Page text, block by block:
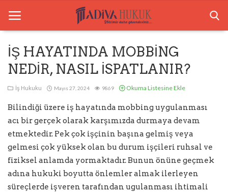
Anasayfa
Ceza Hukuku
Boşanma Hukuku
Tazminat Hukuku
Arabuluculuk
Bilgilendirme
İŞ HAYATINDA MOBBİNG
NEDİR, NASIL İSPATLANIR?
İş Hukuku Mayıs 27, 2024 9869 Okuma Listesine Ekle
Bilindiği üzere iş hayatında mobbing uygulanması
acı bir gerçek olarak karşımızda durmaya devam
etmektedir. Pek çok işçinin başına gelmiş veya
gelmesi çok yüksek olan bu durum işçileri ruhsal ve
fiziksel anlamda yormaktadır. Bunun önüne geçmek
adına hukuki boyutta önlemler almak ilerleyen
süreçlerde işveren tarafından ugulanması ihtimali